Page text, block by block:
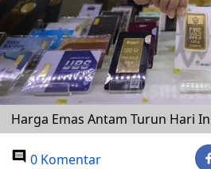
Harga Emas Antam Turun Hari
0 Komentar